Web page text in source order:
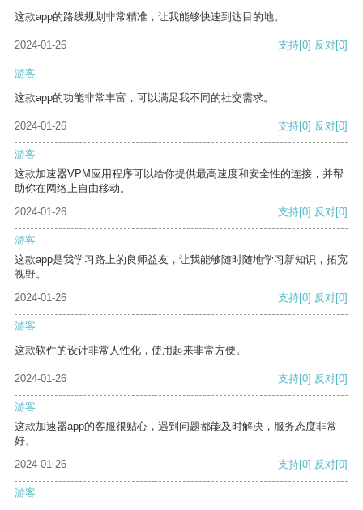
这款app的路线规划非常精准，让我能够快速到达目的地。
2024-01-26 支持[0] 反对[0]
游客
这款app的功能非常丰富，可以满足我不同的社交需求。
2024-01-26 支持[0] 反对[0]
游客
这款加速器VPM应用程序可以给你提供最高速度和安全性的连接，并帮
助你在网络上自由移动。
2024-01-26
支持[0] 反对[0]
游客
这款app是我学习路上的良师益友，让我能够随时随地学习新知识，拓宽
视野。
2024-01-26
支持[0] 反对[0]
游客
这款软件的设计非常人性化，使用起来非常方便。
2024-01-26 支持[0] 反对[0]
游客
这款加速器app的客服很贴心，遇到问题都能及时解决，服务态度非常
好。
2024-01-26
支持[0] 反对[0]
游客